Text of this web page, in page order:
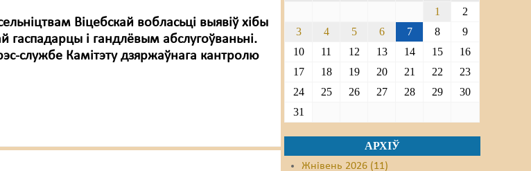
Віцебскай вобласьці выявіў хібы
гаспадарцы і гандлёвым абслугоўваньні.
службе Камітэту дзяржаўнага кантролю
1
2
3
4 5 6 7 8
9
10
11 12 13 14 15
16
17
18 19 20 21 22
23
24
25 26 27 28 29
30
31
АРХІЎ
Жнівень 2026 (11)